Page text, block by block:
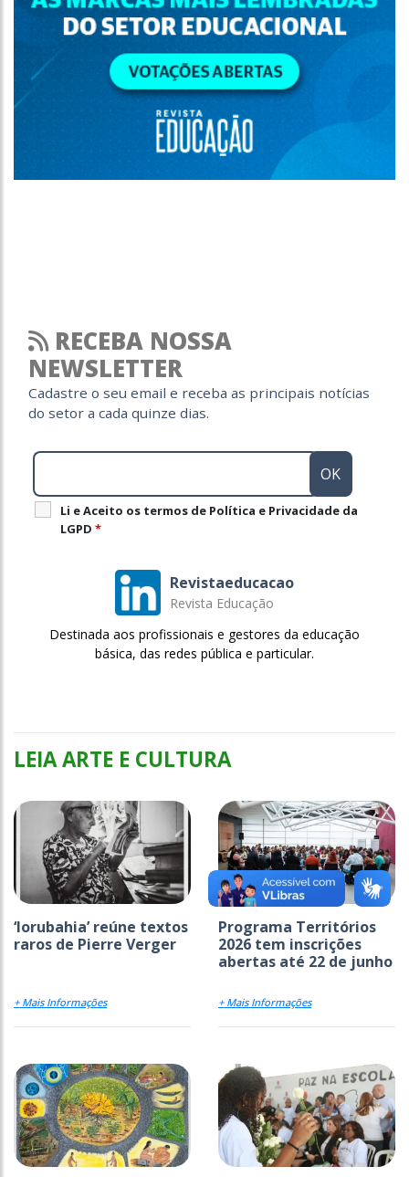
RECEBA NOSSA
NEWSLETTER
Cadastre o seu email e receba as principais notícias
do setor a cada quinze dias.
Li e Aceito os termos de Política e Privacidade da
LGPD *
Revistaeducacao
Revista Educação
Destinada aos profissionais e gestores da educação
básica, das redes pública e particular.
LEIA ARTE E CULTURA
‘Iorubahia’ reúne textos
raros de Pierre Verger
+ Mais Informações
Programa Territórios
2026 tem inscrições
abertas até 22 de junho
+ Mais Informações